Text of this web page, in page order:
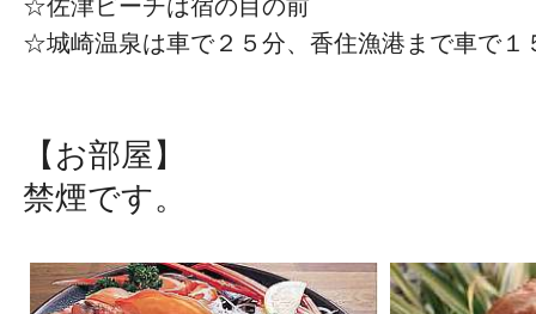
☆佐津ビーチは宿の目の前
☆城崎温泉は車で２５分、香住漁港まで車で１
【お部屋】
​禁煙です。